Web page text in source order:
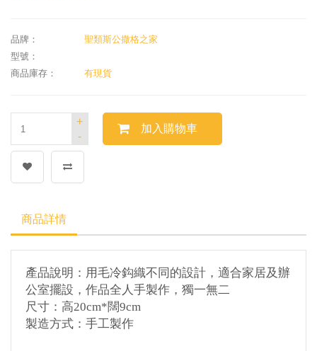
品牌：
聖類斯公撒格之家
型號：
商品庫存：
有現貨
-
+
加入購物車
商品詳情
產品說明：用毛冷鈎織不同的設計，適合家居及辦
公室擺設，作品全人手製作，獨一無二
尺寸：高20cm*闊9cm
製造方式：手工製作